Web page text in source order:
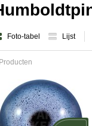
Foto-tabel Lijst